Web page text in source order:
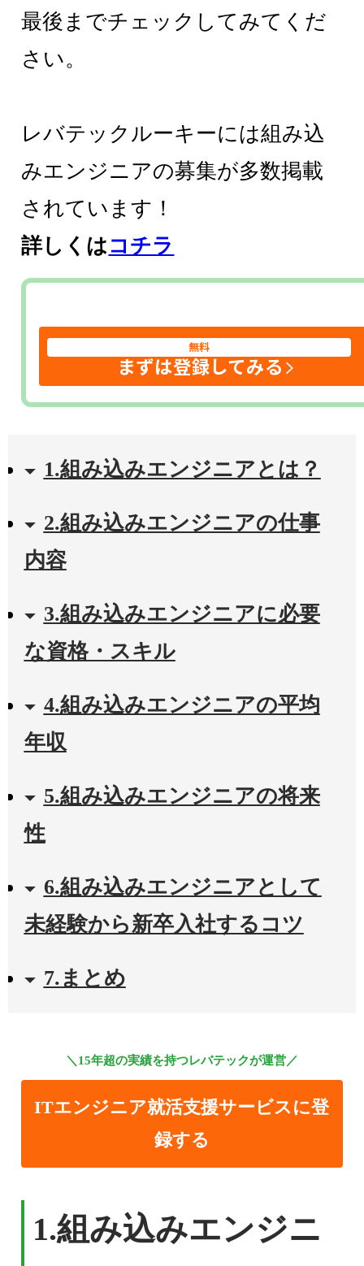
最後までチェックしてみてくだ
さい。
レバテックルーキーには組み込
みエンジニアの募集が多数掲載
されています！
詳しくはコチラ
無料
まずは登録してみる
1.組み込みエンジニアとは？
2.組み込みエンジニアの仕事
内容
3.組み込みエンジニアに必要
な資格・スキル
4.組み込みエンジニアの平均
年収
5.組み込みエンジニアの将来
性
6.組み込みエンジニアとして
未経験から新卒入社するコツ
7.まとめ
＼15年超の実績を持つレバテックが運営／
ITエンジニア就活支援サービスに登
録する
1.組み込みエンジニ